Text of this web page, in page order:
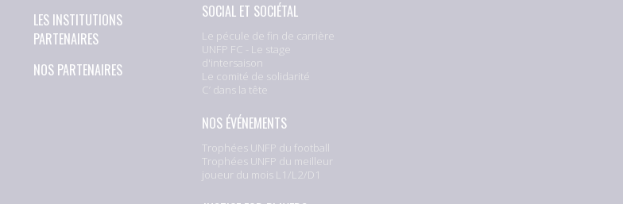
LES INSTITUTIONS
PARTENAIRES
NOS PARTENAIRES
SOCIAL ET SOCIÉTAL
Le pécule de fin de carrière
UNFP FC - Le stage
d'intersaison
Le comité de solidarité
C’ dans la tête
NOS ÉVÉNEMENTS
Trophées UNFP du football
Trophées UNFP du meilleur
joueur du mois L1/L2/D1